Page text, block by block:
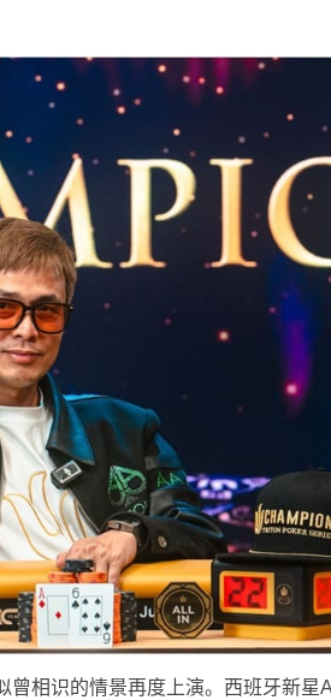
曾相识的情景再度上演。西班牙新星